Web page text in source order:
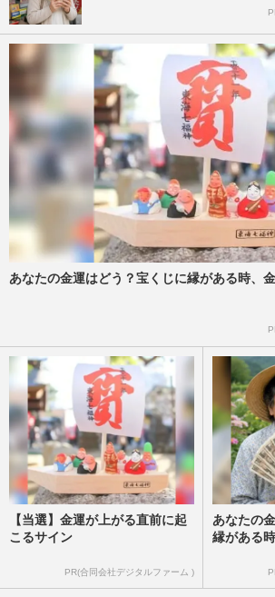
あなたの金運はどう？宝くじに縁がある時、
【当選】金運が上がる直前に起
こるサイン
PR(合同会社デジタルファーム )
あなたの
縁がある